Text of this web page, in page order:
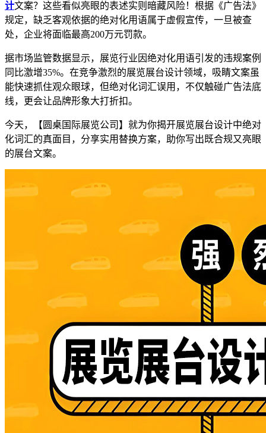
计文案？这些看似亮眼的表述实则暗藏风险！根据《广告法》
规定，缺乏客观依据的绝对化用语属于虚假宣传，一旦被查
处，企业将面临最高200万元罚款。
据市场监管数据显示，展览行业因绝对化用语引发的违规案例
同比激增35%。在竞争激烈的展览展台设计领域，吸睛文案虽
能快速抓住观众眼球，但绝对化词汇误用，不仅触碰广告法底
线，更会让品牌形象大打折扣。
今天，【圆桌国际展览公司】就为你揭开展览展台设计中绝对
化词汇的真面目，分享实用替换方案，助你写出既合规又亮眼
的展台文案。